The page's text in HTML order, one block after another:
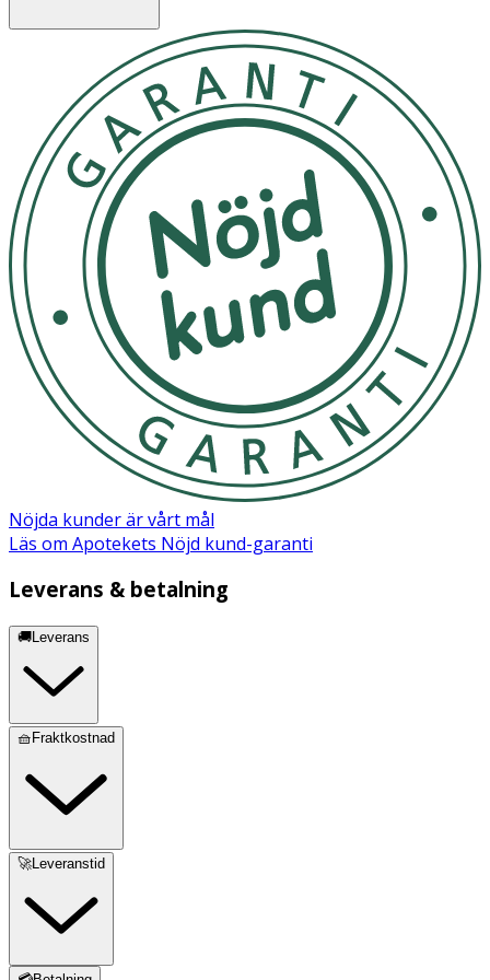
behållaren vrider du handtaget framåt och sedan tillbaka
igen. Nu hamnar blöjan i den 100 % luktfria, slutna delen
av hinken. Vrid överdelen av hinken genom att använda
den lilla sidoknappen. Då kan hela locket, inklusive påsen,
lyftas av. Vrid påsen några varv och riv sedan loss den
från påshållaren.
Förvara inte i direkt solljus.
OK för gravida och ammande:
Ja
Ingredienser:
Polypropen, 50% recycled
Nöjda kunder är vårt mål
Läs om Apotekets Nöjd kund-garanti
Leverans & betalning
🚚Leverans
🧺Fraktkostnad
🚀Leveranstid